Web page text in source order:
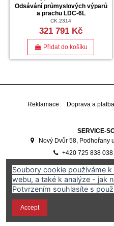
Odsávání průmyslových výparů
a prachu LDC-6L
CK.2314
321 791 Kč
Přidat do košíku
Reklamace Doprava a platba
SERVICE-
Nový Dvůr 58, Podhořany
+420 725 838 038
Developed byAli
Soubory cookie používáme k
webu, a také k analýze - jak
Potvrzením souhlasíte s
Accept